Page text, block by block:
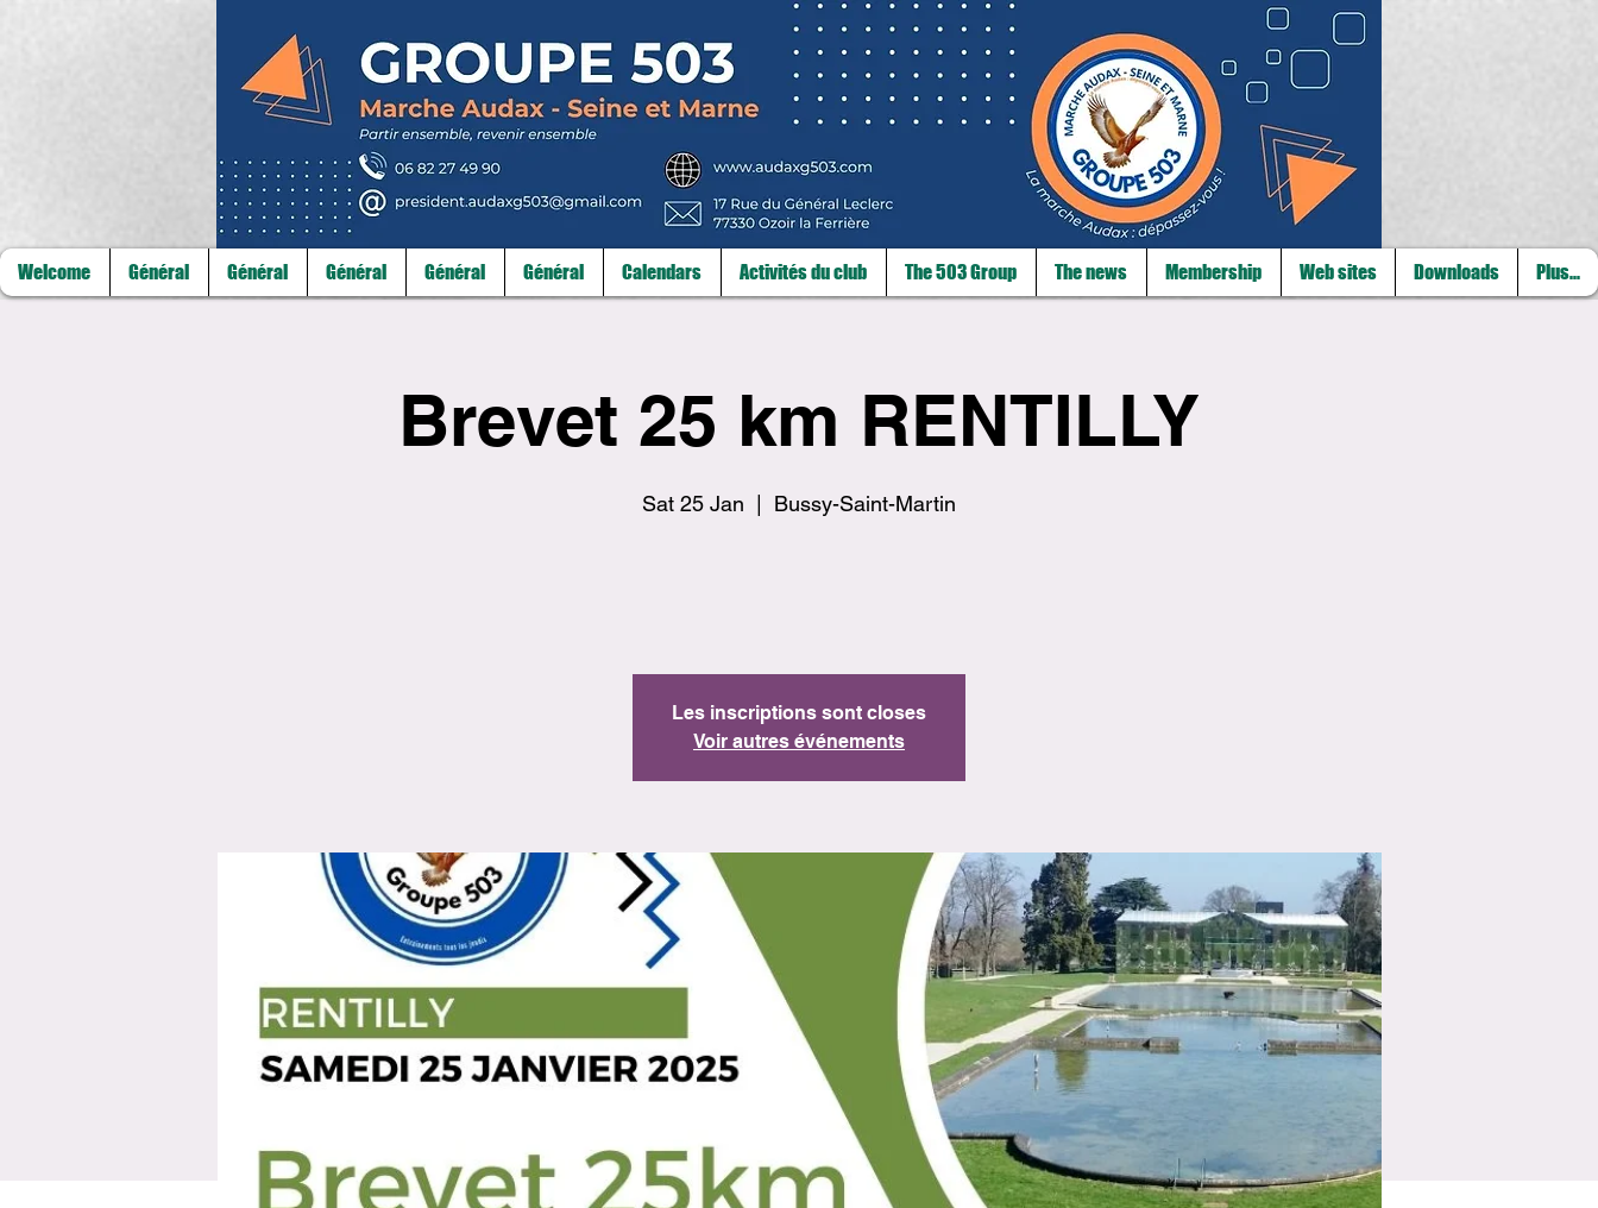
Welcome Général Général Général Général Général Calendars Activités du club The 503 Group The news Membership Web sites Downloads Plus...
Brevet 25 km RENTILLY
Sat 25 Jan Bussy-Saint-Martin
Les inscriptions sont closes
Voir autres événements